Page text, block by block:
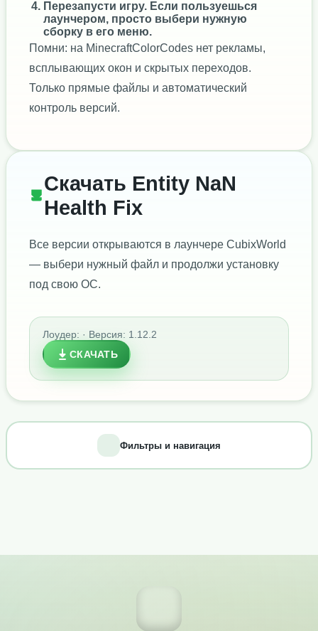
Перезапусти игру. Если пользуешься
лаунчером, просто выбери нужную
сборку в его меню.
Помни: на MinecraftColorCodes нет рекламы,
всплывающих окон и скрытых переходов.
Только прямые файлы и автоматический
контроль версий.
Скачать Entity NaN
Health Fix
Все версии открываются в лаунчере CubixWorld
— выбери нужный файл и продолжи установку
под свою ОС.
Лоудер: · Версия: 1.12.2
СКАЧАТЬ
Фильтры и навигация